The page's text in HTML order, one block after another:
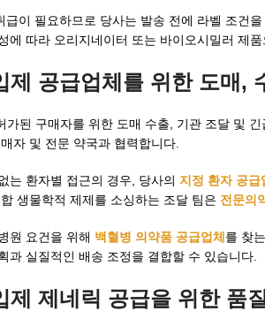
급이 필요하므로 당사는 발송 전에 라벨 조건
에 따라 오리지네이터 또는 바이오시밀러 제
공급업체를 위한 도매,
된 구매자를 위한 도매 수출, 기관 조달 및
자 및 전문 약국과 협력합니다.
는 환자별 접근의 경우, 당사의 지정 환자 공급
생물학적 제제를 소싱하는 조달 팀은 전문의
원 요건을 위해 백혈병 의약품 공급업체를 찾
과 실질적인 배송 조정을 결합할 수 있습니다.
제 제네릭 공급을 위한 품